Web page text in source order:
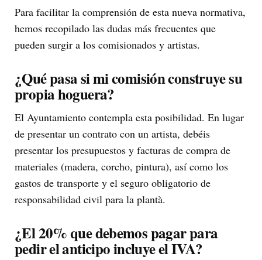
Para facilitar la comprensión de esta nueva normativa,
hemos recopilado las dudas más frecuentes que
pueden surgir a los comisionados y artistas.
¿Qué pasa si mi comisión construye su
propia hoguera?
El Ayuntamiento contempla esta posibilidad. En lugar
de presentar un contrato con un artista, debéis
presentar los presupuestos y facturas de compra de
materiales (madera, corcho, pintura), así como los
gastos de transporte y el seguro obligatorio de
responsabilidad civil para la plantà.
¿El 20% que debemos pagar para
pedir el anticipo incluye el IVA?